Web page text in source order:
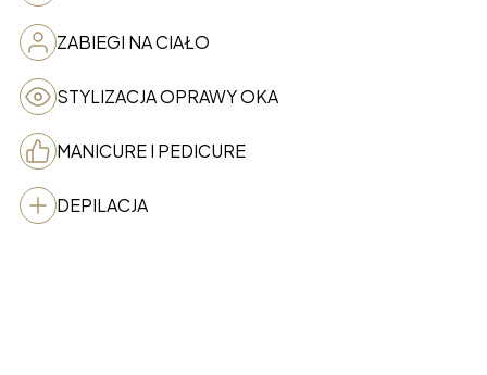
ZABIEGI NA CIAŁO
STYLIZACJA OPRAWY OKA
MANICURE I PEDICURE
DEPILACJA